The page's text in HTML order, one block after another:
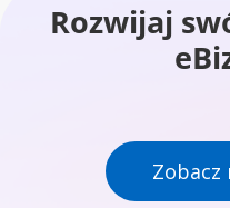
Rozwijaj
Zobacz